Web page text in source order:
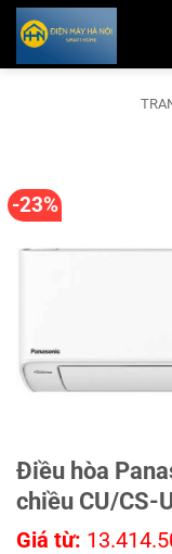
Bỏ
qua
nội
-23%
Điều hòa
chiều CU/CS-
Giá từ: